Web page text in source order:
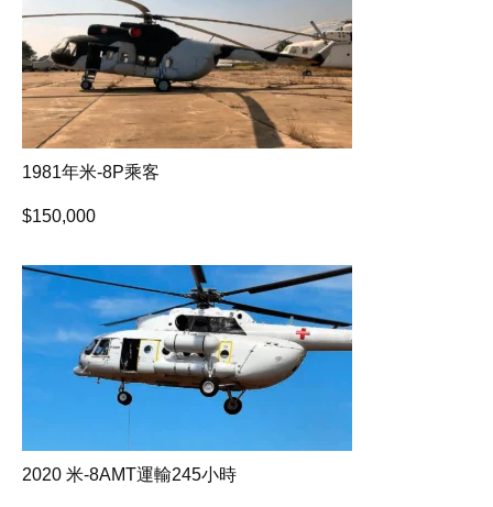
1981年米-8P乘客
$150,000
2020 米-8AMT運輸245小時